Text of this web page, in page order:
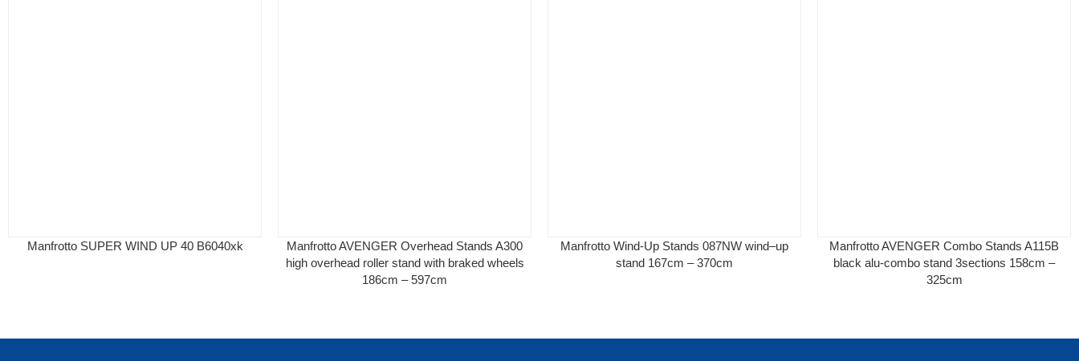
Manfrotto SUPER WIND UP 40 B6040xk
Manfrotto AVENGER Overhead Stands A300
high overhead roller stand with braked wheels
186cm – 597cm
Manfrotto Wind-Up Stands 087NW wind–up
stand 167cm – 370cm
Manfrotto AVENGER Combo Stands A115B
black alu-combo stand 3sections 158cm –
325cm